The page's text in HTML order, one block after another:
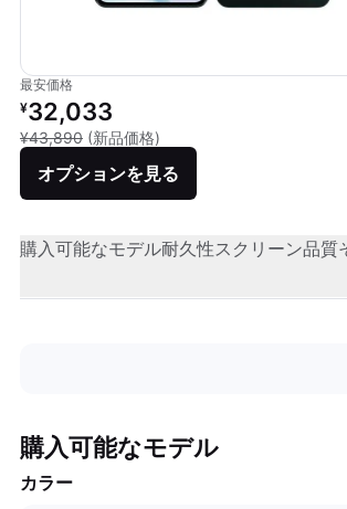
最安価格
リファービッシュ品の価格：
¥32,033
¥43,890 (新品価格)
オプションを見る
購入可能なモデル耐久性スクリーン品質
購入可能なモデル
カラー